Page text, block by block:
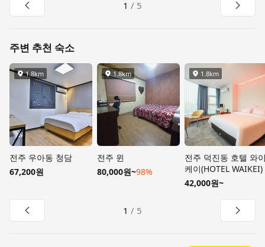
1 / 5
주변 추천 숙소
거리
1.8km
전주 우아동 청담
67,200원
거리
1.8km
전주 윈
80,000원~98%
거리
1.8km
전주 덕진동 호텔 와
케이(HOTEL WAIKEI)
42,000원~
1 / 5